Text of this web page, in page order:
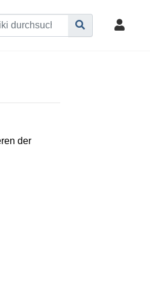
der